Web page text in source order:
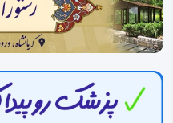
درباره
ما